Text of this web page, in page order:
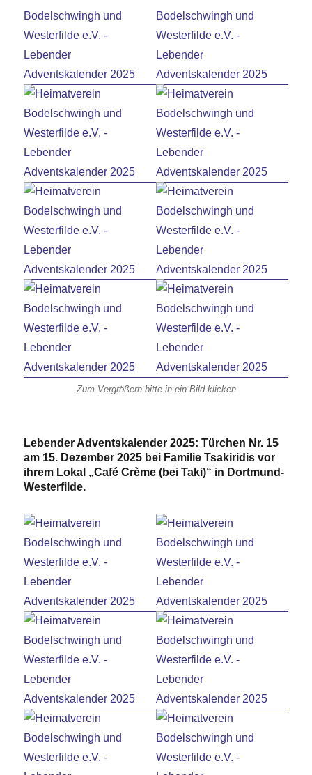
Zum Vergrößern bitte in ein Bild klicken
Lebender Adventskalender 2025: Türchen Nr. 15
am 15. Dezember 2025 bei Familie Tsakiridis vor
ihrem Lokal „Café Crème (bei Taki)“ in Dortmund-
Westerfilde.